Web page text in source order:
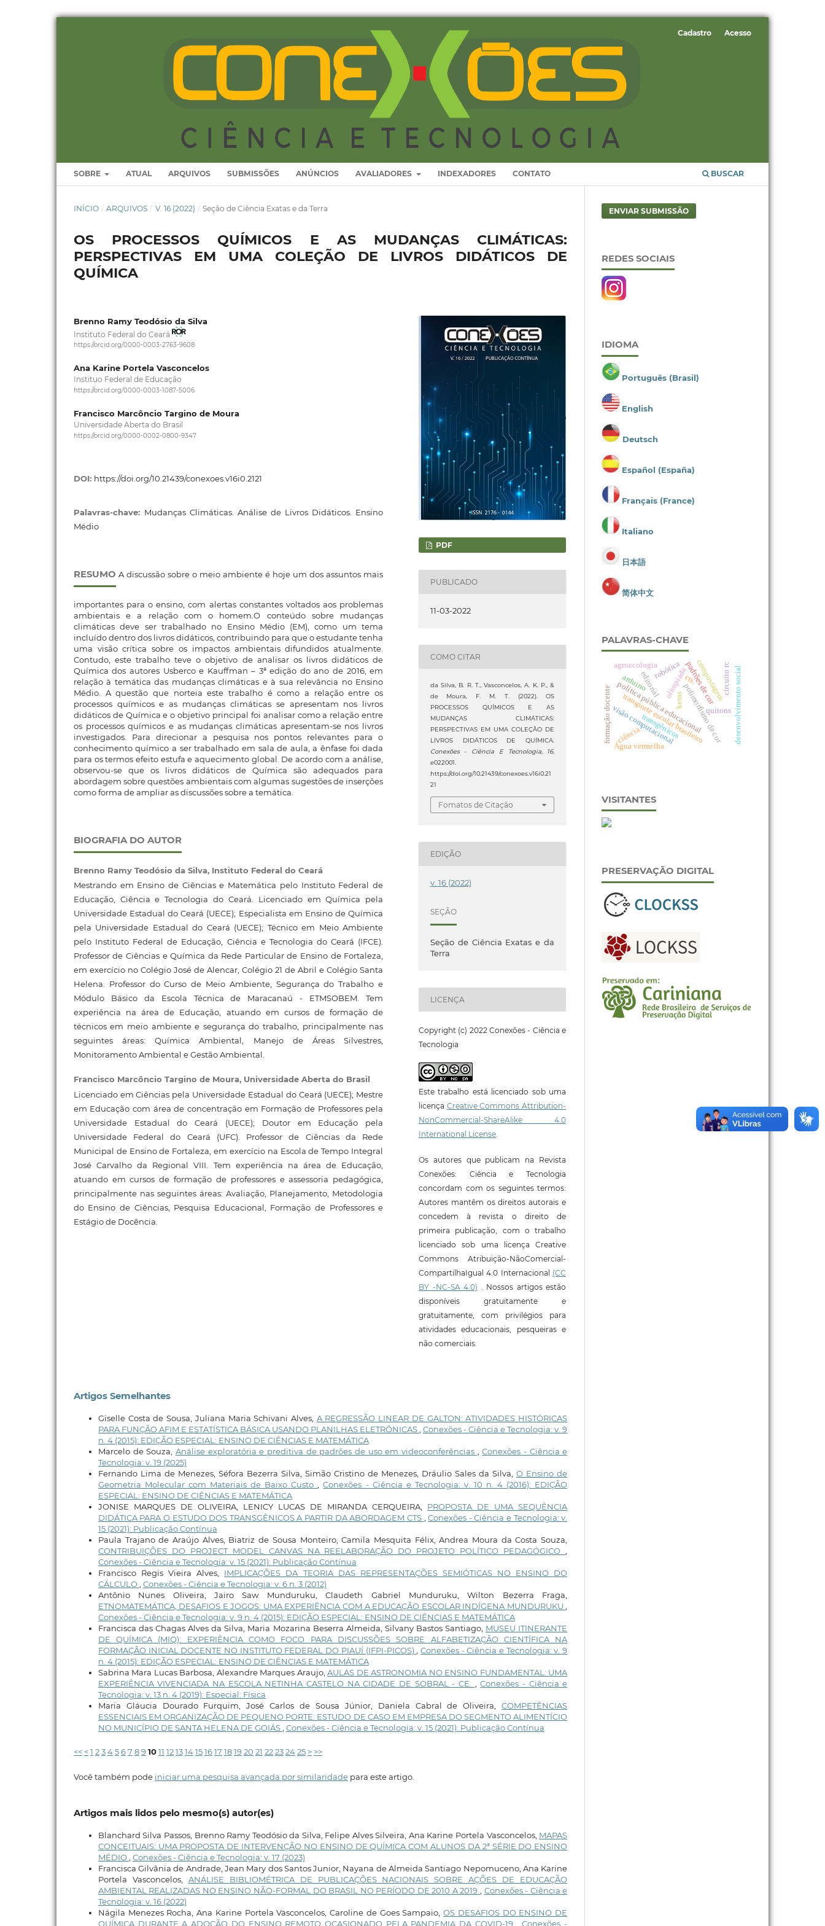
SOBRE ATUAL ARQUIVOS SUBMISSÕES ANÚNCIOS AVALIADORES INDEXADORES CONTATO BUSCAR
Cadastro Acesso
INÍCIO / ARQUIVOS / V. 16 (2022) / Seção de Ciência Exatas e da Terra
OS PROCESSOS QUÍMICOS E AS MUDANÇAS CLIMÁTICAS:
PERSPECTIVAS EM UMA COLEÇÃO DE LIVROS DIDÁTICOS DE
QUÍMICA
Brenno Ramy Teodósio da Silva
Instituto Federal do Ceará
https://orcid.org/0000-0003-2763-9608
Ana Karine Portela Vasconcelos
Instituo Federal de Educação
https://orcid.org/0000-0003-1087-5006
Francisco Marcôncio Targino de Moura
Universidade Aberta do Brasil
https://orcid.org/0000-0002-0800-9347
DOI: https://doi.org/10.21439/conexoes.v16i0.2121
Palavras-chave: Mudanças Climáticas. Análise de Livros Didáticos. Ensino
Médio
RESUMO A discussão sobre o meio ambiente é hoje um dos assuntos mais
importantes para o ensino, com alertas constantes voltados aos problemas
ambientais e a relação com o homem.O conteúdo sobre mudanças
climáticas deve ser trabalhado no Ensino Médio (EM), como um tema
incluído dentro dos livros didáticos, contribuindo para que o estudante tenha
uma visão crítica sobre os impactos ambientais difundidos atualmente.
Contudo, este trabalho teve o objetivo de analisar os livros didáticos de
Química dos autores Usberco e Kauffman – 3ª edição do ano de 2016, em
relação à temática das mudanças climáticas e à sua relevância no Ensino
Médio. A questão que norteia este trabalho é como a relação entre os
processos químicos e as mudanças climáticas se apresentam nos livros
didáticos de Química e o objetivo principal foi analisar como a relação entre
os processos químicos e as mudanças climáticas apresentam-se nos livros
investigados. Para direcionar a pesquisa nos pontos relevantes para o
conhecimento químico a ser trabalhado em sala de aula, a ênfase foi dada
para os termos efeito estufa e aquecimento global. De acordo com a análise,
observou-se que os livros didáticos de Química são adequados para
abordagem sobre questões ambientais com algumas sugestões de inserções
como forma de ampliar as discussões sobre a temática.
BIOGRAFIA DO AUTOR
Brenno Ramy Teodósio da Silva, Instituto Federal do Ceará
Mestrando em Ensino de Ciências e Matemática pelo Instituto Federal de
Educação, Ciência e Tecnologia do Ceará. Licenciado em Química pela
Universidade Estadual do Ceará (UECE); Especialista em Ensino de Química
pela Universidade Estadual do Ceará (UECE); Técnico em Meio Ambiente
pelo Instituto Federal de Educação, Ciência e Tecnologia do Ceará (IFCE).
Professor de Ciências e Química da Rede Particular de Ensino de Fortaleza,
em exercício no Colégio José de Alencar, Colégio 21 de Abril e Colégio Santa
Helena. Professor do Curso de Meio Ambiente, Segurança do Trabalho e
Módulo Básico da Escola Técnica de Maracanaú - ETMSOBEM. Tem
experiência na área de Educação, atuando em cursos de formação de
técnicos em meio ambiente e segurança do trabalho, principalmente nas
seguintes áreas: Química Ambiental, Manejo de Áreas Silvestres,
Monitoramento Ambiental e Gestão Ambiental.
Francisco Marcôncio Targino de Moura, Universidade Aberta do Brasil
Licenciado em Ciências pela Universidade Estadual do Ceará (UECE); Mestre
em Educação com área de concentração em Formação de Professores pela
Universidade Estadual do Ceará (UECE); Doutor em Educação pela
Universidade Federal do Ceará (UFC). Professor de Ciências da Rede
Municipal de Ensino de Fortaleza, em exercício na Escola de Tempo Integral
José Carvalho da Regional VIII. Tem experiência na área de Educação,
atuando em cursos de formação de professores e assessoria pedagógica,
principalmente nas seguintes áreas: Avaliação, Planejamento, Metodologia
do Ensino de Ciências, Pesquisa Educacional, Formação de Professores e
Estágio de Docência.
PDF
PUBLICADO
11-03-2022
COMO CITAR
da Silva, B. R. T., Vasconcelos, A. K. P., &
de Moura, F. M. T. (2022). OS
PROCESSOS QUÍMICOS E AS
MUDANÇAS CLIMÁTICAS:
PERSPECTIVAS EM UMA COLEÇÃO DE
LIVROS DIDÁTICOS DE QUÍMICA.
Conexões - Ciência E Tecnologia, 16,
e022001.
https://doi.org/10.21439/conexoes.v16i0.21
21
Fomatos de Citação
EDIÇÃO
v. 16 (2022)
SEÇÃO
Seção de Ciência Exatas e da
Terra
LICENÇA
Copyright (c) 2022 Conexões - Ciência e
Tecnologia
Este trabalho está licenciado sob uma
licença Creative Commons Attribution-
NonCommercial-ShareAlike 4.0
International License.
Os autores que publicam na Revista
Conexões: Ciência e Tecnologia
concordam com os seguintes termos:
Autores mantêm os direitos autorais e
concedem à revista o direito de
primeira publicação, com o trabalho
licenciado sob uma licença Creative
Commons Atribuição-NãoComercial-
CompartilhaIgual 4.0 Internacional (CC
BY -NC-SA 4.0) . Nossos artigos estão
disponíveis gratuitamente e
gratuitamente, com privilégios para
atividades educacionais, pesqueiras e
não comerciais.
Artigos Semelhantes
Giselle Costa de Sousa, Juliana Maria Schivani Alves, A REGRESSÃO LINEAR DE GALTON: ATIVIDADES HISTÓRICAS
PARA FUNÇÃO AFIM E ESTATÍSTICA BÁSICA USANDO PLANILHAS ELETRÔNICAS,Conexões - Ciência e Tecnologia: v. 9
n. 4 (2015): EDIÇÃO ESPECIAL: ENSINO DE CIÊNCIAS E MATEMÁTICA
Marcelo de Souza, Análise exploratória e preditiva de padrões de uso em videoconferências ,Conexões - Ciência e
Tecnologia: v. 19 (2025)
Fernando Lima de Menezes, Séfora Bezerra Silva, Simão Cristino de Menezes, Dráulio Sales da Silva,O Ensino de
Geometria Molecular com Materiais de Baixo Custo,Conexões - Ciência e Tecnologia: v. 10 n. 4 (2016): EDIÇÃO
ESPECIAL: ENSINO DE CIÊNCIAS E MATEMÁTICA
JONISE MARQUES DE OLIVEIRA, LENICY LUCAS DE MIRANDA CERQUEIRA, PROPOSTA DE UMA SEQUÊNCIA
DIDÁTICA PARA O ESTUDO DOS TRANSGÊNICOS A PARTIR DA ABORDAGEM CTS ,Conexões - Ciência e Tecnologia: v.
15 (2021): Publicação Contínua
Paula Trajano de Araújo Alves, Biatriz de Sousa Monteiro, Camila Mesquita Félix, Andrea Moura da Costa Souza,
CONTRIBUIÇÕES DO PROJECT MODEL CANVAS NA REELABORAÇÃO DO PROJETO POLÍTICO PEDAGÓGICO,
Conexões - Ciência e Tecnologia: v. 15 (2021): Publicação Contínua
Francisco Regis Vieira Alves, IMPLICAÇÕES DA TEORIA DAS REPRESENTAÇÕES SEMIÓTICAS NO ENSINO DO
CÁLCULO, Conexões - Ciência e Tecnologia: v. 6 n. 3 (2012)
Antônio Nunes Oliveira, Jairo Saw Munduruku, Claudeth Gabriel Munduruku, Wilton Bezerra Fraga,
ETNOMATEMÁTICA, DESAFIOS E JOGOS: UMA EXPERIÊNCIA COM A EDUCAÇÃO ESCOLAR INDÍGENA MUNDURUKU,
Conexões - Ciência e Tecnologia: v. 9 n. 4 (2015): EDIÇÃO ESPECIAL: ENSINO DE CIÊNCIAS E MATEMÁTICA
Francisca das Chagas Alves da Silva, Maria Mozarina Beserra Almeida, Silvany Bastos Santiago, MUSEU ITINERANTE
DE QUÍMICA (MIQ): EXPERIÊNCIA COMO FOCO PARA DISCUSSÕES SOBRE ALFABETIZAÇÃO CIENTÍFICA NA
FORMAÇÃO INICIAL DOCENTE NO INSTITUTO FEDERAL DO PIAUÍ (IFPI-PICOS), Conexões - Ciência e Tecnologia: v. 9
n. 4 (2015): EDIÇÃO ESPECIAL: ENSINO DE CIÊNCIAS E MATEMÁTICA
Sabrina Mara Lucas Barbosa, Alexandre Marques Araujo,AULAS DE ASTRONOMIA NO ENSINO FUNDAMENTAL: UMA
EXPERIÊNCIA VIVENCIADA NA ESCOLA NETINHA CASTELO NA CIDADE DE SOBRAL - CE. ,Conexões - Ciência e
Tecnologia: v. 13 n. 4 (2019): Especial: Física
Maria Gláucia Dourado Furquim, José Carlos de Sousa Júnior, Daniela Cabral de Oliveira,COMPETÊNCIAS
ESSENCIAIS EM ORGANIZAÇÃO DE PEQUENO PORTE: ESTUDO DE CASO EM EMPRESA DO SEGMENTO ALIMENTÍCIO
NO MUNICÍPIO DE SANTA HELENA DE GOIÁS, Conexões - Ciência e Tecnologia: v. 15 (2021): Publicação Contínua
<< <1 234567 891011 121314151617 181920 21 22232425 > >>
Você também pode iniciar uma pesquisa avançada por similaridadepara este artigo.
Artigos mais lidos pelo mesmo(s) autor(es)
Blanchard Silva Passos, Brenno Ramy Teodósio da Silva, Felipe Alves Silveira, Ana Karine Portela Vasconcelos, MAPAS
CONCEITUAIS: UMA PROPOSTA DE INTERVENÇÃO NO ENSINO DE QUÍMICA COM ALUNOS DA 2ª SÉRIE DO ENSINO
MÉDIO Conexões - Ciência e Tecnologia: v. 17 (2023)
Francisca Gilvânia de Andrade, Jean Mary dos Santos Junior, Nayana de Almeida Santiago Nepomuceno, Ana Karine
Portela Vasconcelos, ANÁLISE BIBLIOMÉTRICA DE PUBLICAÇÕES NACIONAIS SOBRE AÇÕES DE EDUCAÇÃO
AMBIENTAL REALIZADAS NO ENSINO NÃO-FORMAL DO BRASIL NO PERÍODO DE 2010 A 2019
Conexões - Ciência e
Tecnologia: v. 16 (2022)
Nágila Menezes Rocha, Ana Karine Portela Vasconcelos, Caroline de Goes Sampaio,OS DESAFIOS DO ENSINO DE
QUÍMICA DURANTE A ADOÇÃO DO ENSINO REMOTO OCASIONADO PELA PANDEMIA DA COVID-19
,Conexões -
ENVIAR SUBMISSÃO
REDES SOCIAIS
IDIOMA
Português (Brasil)
English
Deutsch
Español (España)
Français (France)
Italiano
日本語
简体中文
PALAVRAS-CHAVE
editorialolimpíada
política pública educacional
transporte escolar brasileiro
padrões de cor
polimorfismo de cor
quítons
robótica
visão computacional
keras desenvolvimento social
formação docente transgênicos
cts.
Água vermelha
agroecologia compostagem
ciência
arduino circuito rc
VISITANTES
PRESERVAÇÃO DIGITAL